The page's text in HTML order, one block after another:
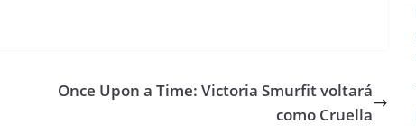
Once Upon a Time: Victoria Smurfit voltará
como Cruella